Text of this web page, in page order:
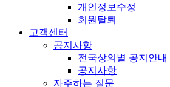
개인정보수정
회원탈퇴
고객센터
공지사항
전국상의별 공지안내
공지사항
자주하는 질문